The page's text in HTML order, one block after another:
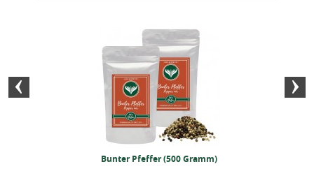
Bunter Pfeffer (500 Gramm)